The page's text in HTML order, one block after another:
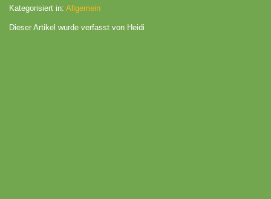
Kategorisiert in: Allgemein
Dieser Artikel wurde verfasst von Heidi